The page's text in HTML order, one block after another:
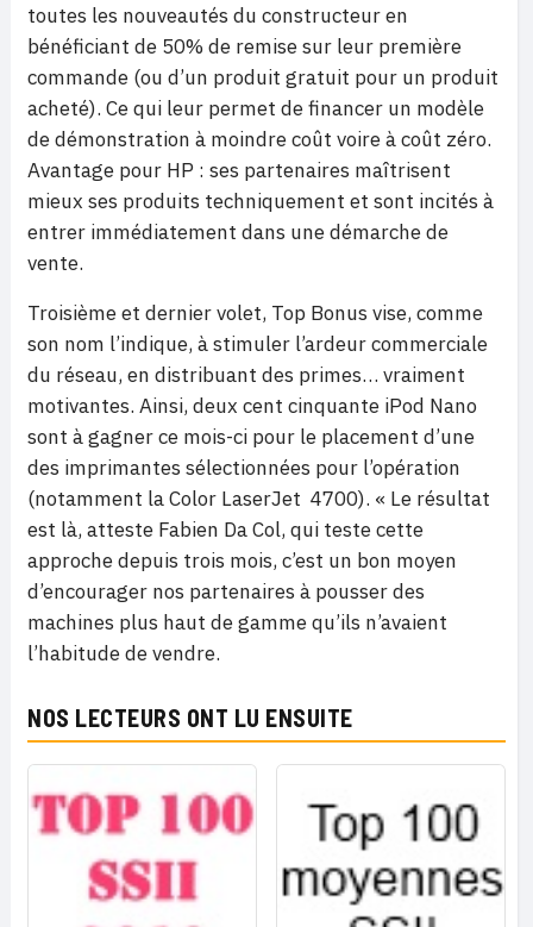
toutes les nouveautés du constructeur en
bénéficiant de 50% de remise sur leur première
commande (ou d’un produit gratuit pour un produit
acheté). Ce qui leur permet de financer un modèle
de démonstration à moindre coût voire à coût zéro.
Avantage pour HP : ses partenaires maîtrisent
mieux ses produits techniquement et sont incités à
entrer immédiatement dans une démarche de
vente.
Troisième et dernier volet, Top Bonus vise, comme
son nom l’indique, à stimuler l’ardeur commerciale
du réseau, en distribuant des primes… vraiment
motivantes. Ainsi, deux cent cinquante iPod Nano
sont à gagner ce mois-ci pour le placement d’une
des imprimantes sélectionnées pour l’opération
(notamment la Color LaserJet 4700). « Le résultat
est là, atteste Fabien Da Col, qui teste cette
approche depuis trois mois, c’est un bon moyen
d’encourager nos partenaires à pousser des
machines plus haut de gamme qu’ils n’avaient
l’habitude de vendre.
NOS LECTEURS ONT LU ENSUITE